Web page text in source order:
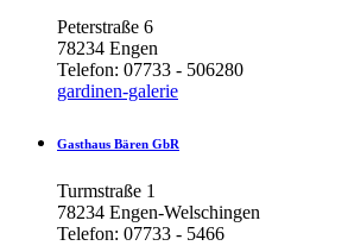
Peterstraße 6
78234 Engen
Telefon: 07733 - 506280
gardinen-galerie
Gasthaus Bären GbR
Turmstraße 1
78234 Engen-Welschingen
Telefon: 07733 - 5466